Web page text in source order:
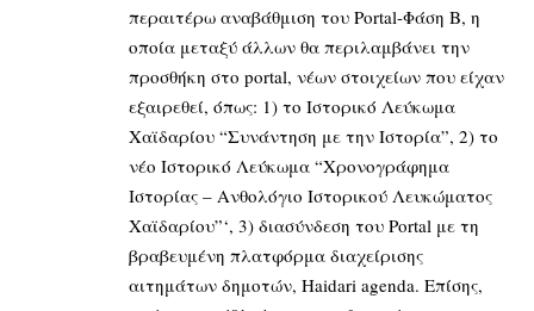
περαιτέρω αναβάθμιση του Portal-Φάση Β, η
οποία μεταξύ άλλων θα περιλαμβάνει την
προσθήκη στο portal, νέων στοιχείων που είχαν
εξαιρεθεί, όπως: 1) το Ιστορικό Λεύκωμα
Χαϊδαρίου “Συνάντηση με την Ιστορία”, 2) το
νέο Ιστορικό Λεύκωμα “Χρονογράφημα
Ιστορίας – Ανθολόγιο Ιστορικού Λευκώματος
Χαϊδαρίου”‘, 3) διασύνδεση του Portal με τη
βραβευμένη πλατφόρμα διαχείρισης
αιτημάτων δημοτών, Haidari agenda. Επίσης,